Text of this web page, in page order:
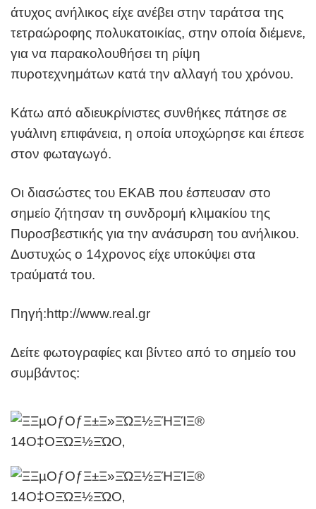
άτυχος ανήλικος είχε ανέβει στην ταράτσα της
τετραώροφης πολυκατοικίας, στην οποία διέμενε,
για να παρακολουθήσει τη ρίψη
πυροτεχνημάτων κατά την αλλαγή του χρόνου.
Κάτω από αδιευκρίνιστες συνθήκες πάτησε σε
γυάλινη επιφάνεια, η οποία υποχώρησε και έπεσε
στον φωταγωγό.
Οι διασώστες του ΕΚΑΒ που έσπευσαν στο
σημείο ζήτησαν τη συνδρομή κλιμακίου της
Πυροσβεστικής για την ανάσυρση του ανήλικου.
Δυστυχώς ο 14χρονος είχε υποκύψει στα
τραύματά του.
Πηγή:http://www.real.gr
Δείτε φωτογραφίες και βίντεο από το σημείο του
συμβάντος: